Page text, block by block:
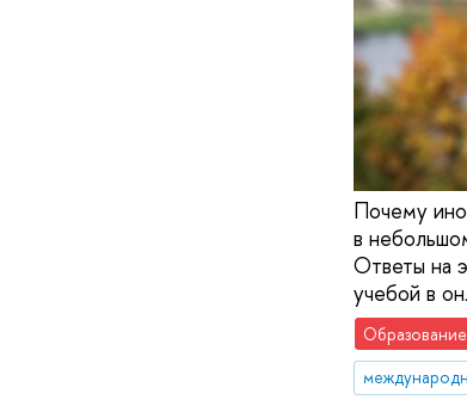
Почему
в
Ответы на
учебой в
Образование